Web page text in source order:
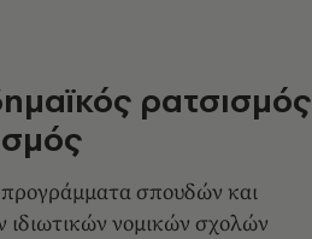
ρατσισμός
προγράμματα σπουδών και
νομικών σχολών